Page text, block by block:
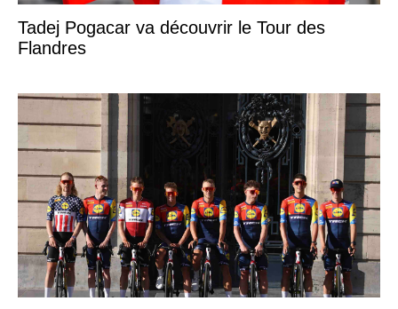
Tadej Pogacar va découvrir le Tour des
Flandres